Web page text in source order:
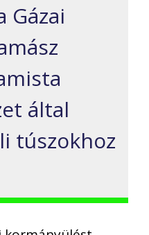
Gázai
által
túszokhoz